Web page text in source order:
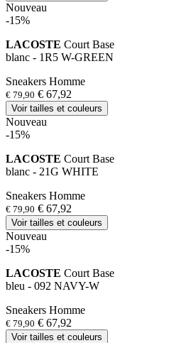
Nouveau
-15%
LACOSTE Court Base
blanc - 1R5 W-GREEN
Sneakers Homme
€ 79,90 € 67,92
Voir tailles et couleurs
Nouveau
-15%
LACOSTE Court Base
blanc - 21G WHITE
Sneakers Homme
€ 79,90 € 67,92
Voir tailles et couleurs
Nouveau
-15%
LACOSTE Court Base
bleu - 092 NAVY-W
Sneakers Homme
€ 79,90 € 67,92
Voir tailles et couleurs